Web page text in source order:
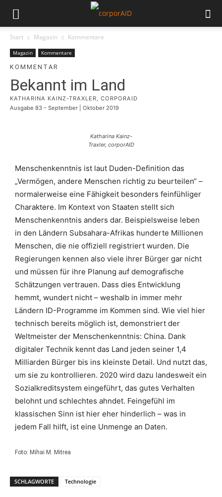
Start Magazin Kommentare
Magazin Kommentare
KOMMENTAR
Bekannt im Land
KATHARINA KAINZ-TRAXLER, CORPORAID
Ausgabe 83 – September | Oktober 2019
Katharina Kainz-
Traxler, corporAID
Menschenkenntnis ist laut Duden-Definition das
„Vermögen, andere Menschen richtig zu beurteilen“ –
normalerweise eine Fähigkeit besonders feinfühliger
Charaktere. Im Kontext von Staaten stellt sich
Menschenkenntnis anders dar. Beispielsweise leben
in den Ländern Subsahara-Afrikas hunderte Millionen
Menschen, die nie offiziell registriert wurden. Die
Regierungen kennen also viele ihrer Bürger gar nicht
und müssen für ihre Planung auf demografische
Schätzungen vertrauen. Dass dies Entwicklung
hemmt, wundert nicht – weshalb in immer mehr
Ländern ID-Programme im Kommen sind. Wie viel hier
technisch bereits möglich ist, demonstriert der
Weltmeister der Menschenkenntnis: China. Dank
digitaler Technik kennt das Land jeden seiner 1,4
Milliarden Bürger bis ins kleinste Detail. Und nutzt das,
um sie zu kontrollieren. 2020 wird dazu landesweit ein
Sozialkreditsystem eingeführt, das gutes Verhalten
belohnt und schlechtes ahndet. Feingefühl im
klassischen Sinn ist hier eher hinderlich – was in
jedem Fall hilft, ist eine Unmenge an Daten.
Foto: Mihai M. Mitrea
SCHLAGWORTE Technologie